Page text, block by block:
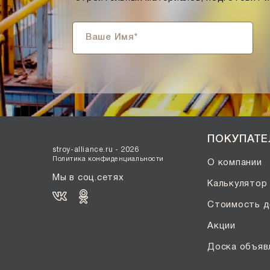
Солома С23
Супер-белый
Супербелый
Темно-Коричневый, Коричневый
Темно-красный
Темно-серый
Флеш-обжиг
Черно-коричневый
Черно-фиолетовый, бордовый
stroy-alliance.ru - 2026
Политика конфиденциальности
Мы в соц.сетях
О компании
Калькулятор
Стоимость
Акции
Доска